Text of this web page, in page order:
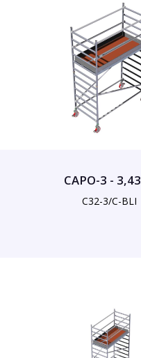
CAPO-3 -
C32-3/C-BLI